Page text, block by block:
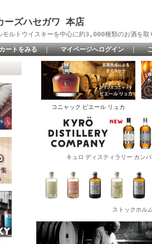
ーズハセガワ 本店
ルトウイスキーを中心に約3,000種類のお酒を取
ートをみる ｜ マイページへログイン ｜